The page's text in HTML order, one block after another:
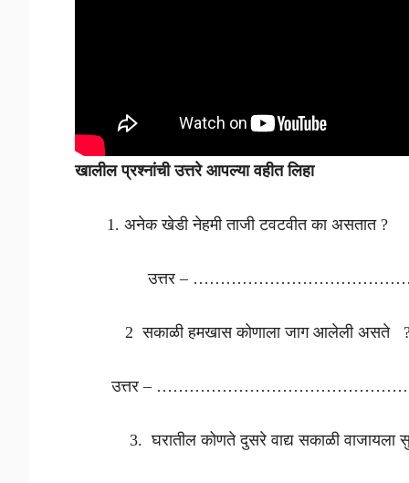
खालील प्रश्नांची उत्तरे आपल्या वहीत लिहा
अनेक खेडी नेहमी ताजी टवटवीत का असतात ?
उत्तर –
2 सकाळी हमखास कोणाला जाग आलेली असते
उत्तर –
3. घरातील कोणते दुसरे वाद्य सकाळी वाजायला